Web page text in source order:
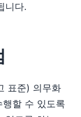
니다.
표준) 의무화
할 수 있도록